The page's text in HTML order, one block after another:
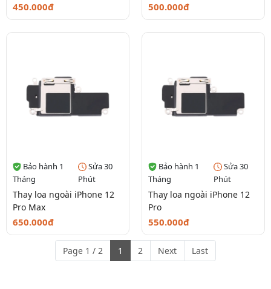
450.000đ 500.000đ
Bảo hành 1
Tháng
Sửa 30
Phút
Thay loa ngoài iPhone 12
Pro Max
650.000đ
Bảo hành 1
Tháng
Sửa 30
Phút
Thay loa ngoài iPhone 12
Pro
550.000đ
Page 1 / 2 1 2 Next Last